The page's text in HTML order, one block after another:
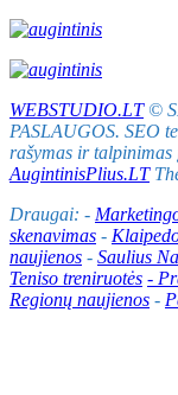
WEBSTUDIO.LT©
PASLAUGOS. SEO
rašymas ir talpinimas
AugintinisPlius.LT
Draugai: -
skenavimas -
naujienos - Saulius
Teniso treniruotės -
Regionų naujienos -